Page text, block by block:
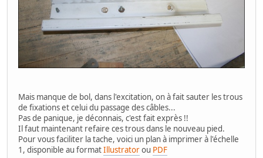
Mais manque de bol, dans l'excitation, on à fait sauter les trous
de fixations et celui du passage des câbles...
Pas de panique, je déconnais, c'est fait exprès !!
Il faut maintenant refaire ces trous dans le nouveau pied.
Pour vous faciliter la tache, voici un plan à imprimer à l'échelle
1, disponible au formatIllustratorou PDF